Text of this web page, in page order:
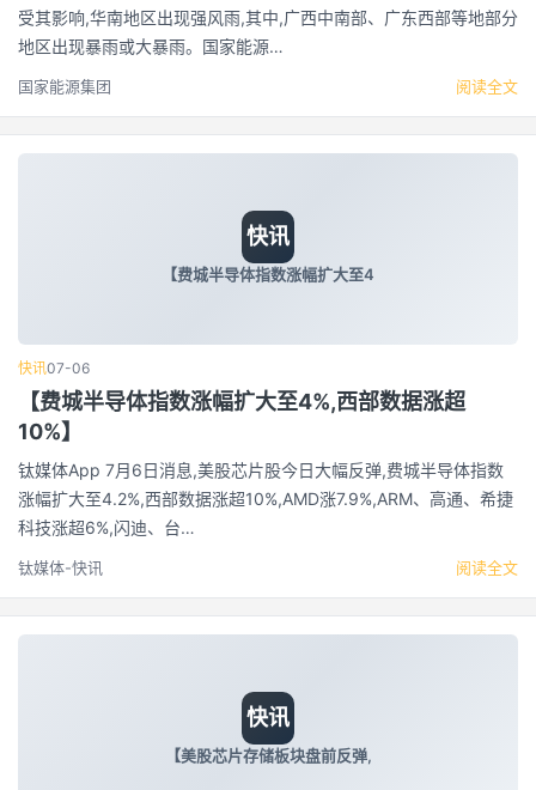
受其影响,华南地区出现强风雨,其中,广西中南部、广东西部等地部分
地区出现暴雨或大暴雨。国家能源…
国家能源集团 阅读全文
快讯
【费城半导体指数涨幅扩大至4
快讯07-06
【费城半导体指数涨幅扩大至4%,西部数据涨超
10%】
钛媒体App 7月6日消息,美股芯片股今日大幅反弹,费城半导体指数
涨幅扩大至4.2%,西部数据涨超10%,AMD涨7.9%,ARM、高通、希捷
科技涨超6%,闪迪、台…
钛媒体-快讯 阅读全文
快讯
【美股芯片存储板块盘前反弹,